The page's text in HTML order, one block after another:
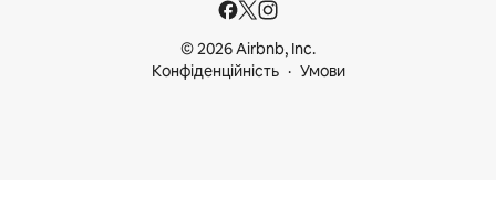
© 2026 Airbnb, Inc.
Конфіденційність
Умови